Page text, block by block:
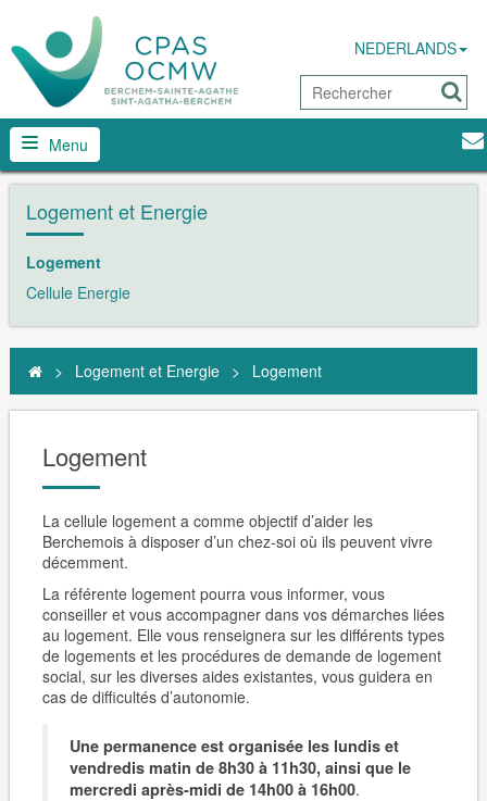
NEDERLANDS
Menu
Logement et Energie
Logement
Cellule Energie
> Logement et Energie > Logement
Logement
La cellule logement a comme objectif d’aider les
Berchemois à disposer d’un chez-soi où ils peuvent vivre
décemment.
La référente logement pourra vous informer, vous
conseiller et vous accompagner dans vos démarches liées
au logement. Elle vous renseignera sur les différents types
de logements et les procédures de demande de logement
social, sur les diverses aides existantes, vous guidera en
cas de difficultés d’autonomie.
Une permanence est organisée les lundis et
vendredis matin de 8h30 à 11h30, ainsi que le
mercredi après-midi de 14h00 à 16h00.